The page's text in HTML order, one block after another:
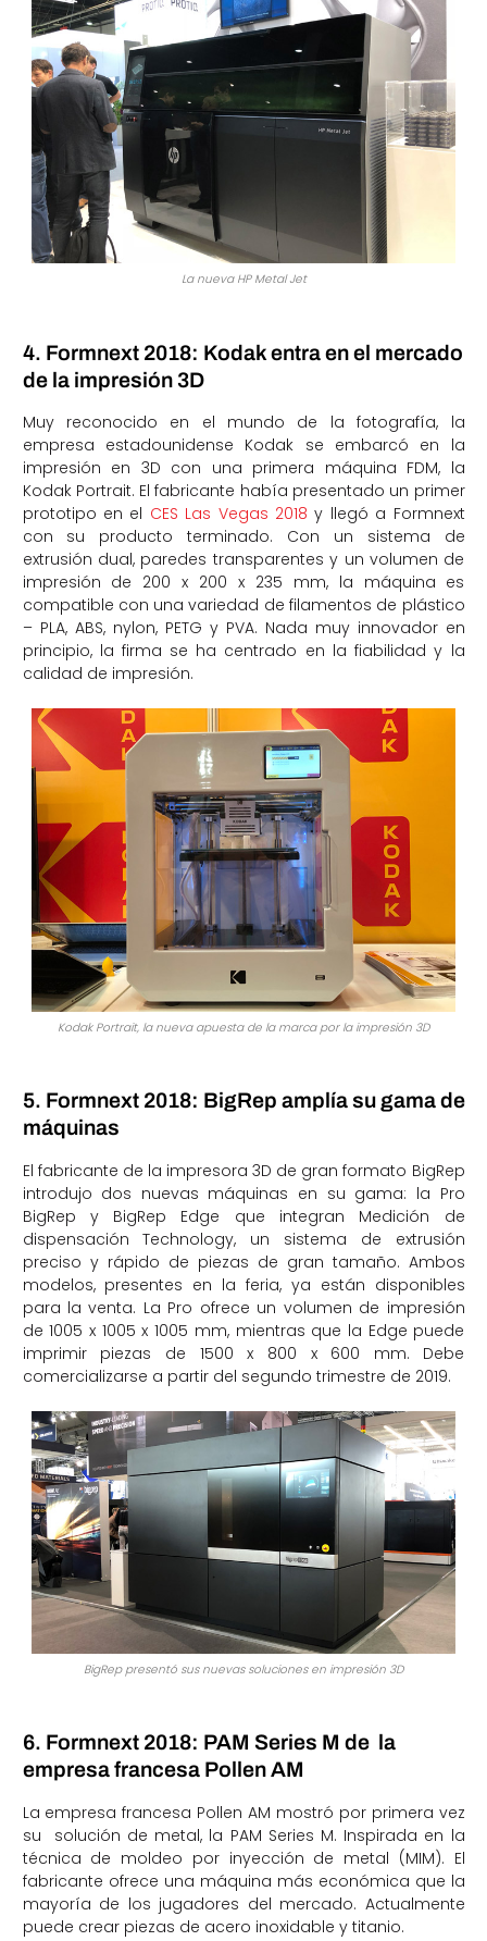
La nueva HP Metal Jet
4. Formnext 2018: Kodak entra en el mercado
de la impresión 3D
Muy reconocido en el mundo de la fotografía, la
empresa estadounidense Kodak se embarcó en la
impresión en 3D con una primera máquina FDM, la
Kodak Portrait. El fabricante había presentado un primer
prototipo en el CES Las Vegas 2018 y llegó a Formnext
con su producto terminado. Con un sistema de
extrusión dual, paredes transparentes y un volumen de
impresión de 200 x 200 x 235 mm, la máquina es
compatible con una variedad de filamentos de plástico
– PLA, ABS, nylon, PETG y PVA. Nada muy innovador en
principio, la firma se ha centrado en la fiabilidad y la
calidad de impresión.
Kodak Portrait, la nueva apuesta de la marca por la impresión 3D
5. Formnext 2018: BigRep amplía su gama de
máquinas
El fabricante de la impresora 3D de gran formato BigRep
introdujo dos nuevas máquinas en su gama: la Pro
BigRep y BigRep Edge que integran Medición de
dispensación Technology, un sistema de extrusión
preciso y rápido de piezas de gran tamaño. Ambos
modelos, presentes en la feria, ya están disponibles
para la venta. La Pro ofrece un volumen de impresión
de 1005 x 1005 x 1005 mm, mientras que la Edge puede
imprimir piezas de 1500 x 800 x 600 mm. Debe
comercializarse a partir del segundo trimestre de 2019.
BigRep presentó sus nuevas soluciones en impresión 3D
6. Formnext 2018: PAM Series M de la
empresa francesa Pollen AM
La empresa francesa Pollen AM mostró por primera vez
su solución de metal, la PAM Series M. Inspirada en la
técnica de moldeo por inyección de metal (MIM). El
fabricante ofrece una máquina más económica que la
mayoría de los jugadores del mercado. Actualmente
puede crear piezas de acero inoxidable y titanio.